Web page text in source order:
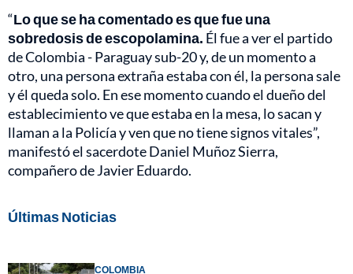
“Lo que se ha comentado es que fue una
sobredosis de escopolamina. Él fue a ver el partido
de Colombia - Paraguay sub-20 y, de un momento a
otro, una persona extraña estaba con él, la persona sale
y él queda solo. En ese momento cuando el dueño del
establecimiento ve que estaba en la mesa, lo sacan y
llaman a la Policía y ven que no tiene signos vitales”,
manifestó el sacerdote Daniel Muñoz Sierra,
compañero de Javier Eduardo.
Últimas Noticias
COLOMBIA